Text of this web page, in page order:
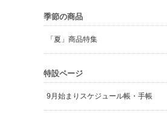
季節の商品
「夏」商品特集
特設ページ
9月始まりスケジュール帳・手帳